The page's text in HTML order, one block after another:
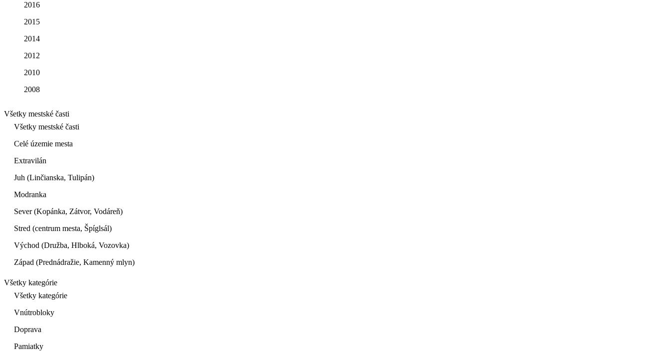
2016
2015
2014
2012
2010
2008
Všetky mestské časti
Všetky mestské časti
Celé územie mesta
Extravilán
Juh (Linčianska, Tulipán)
Modranka
Sever (Kopánka, Zátvor, Vodáreň)
Stred (centrum mesta, Špíglsál)
Východ (Družba, Hlboká, Vozovka)
Západ (Prednádražie, Kamenný mlyn)
Všetky kategórie
Všetky kategórie
Vnútrobloky
Doprava
Pamiatky